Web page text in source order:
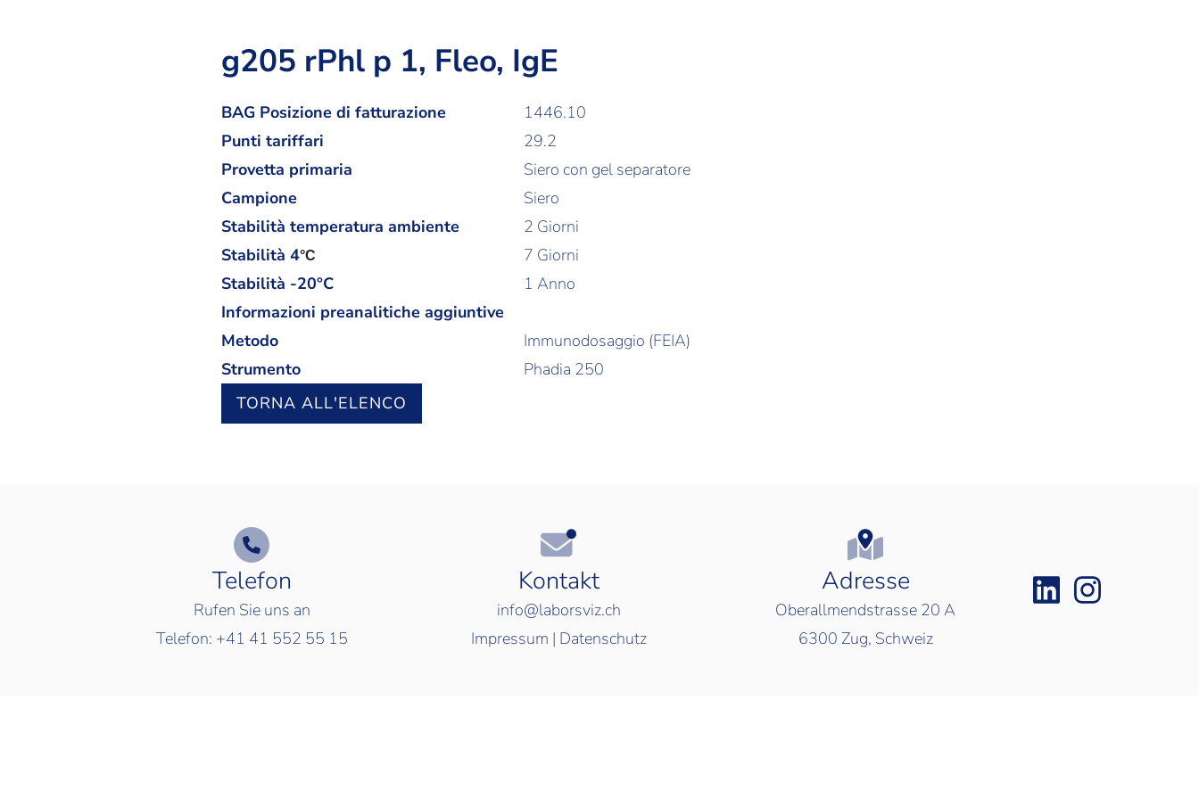
g205 rPhl p 1, Fleo, IgE
BAG Posizione di fatturazione
1446.10
Punti tariffari
29.2
Provetta primaria
Siero con gel separatore
Campione
Siero
Stabilità temperatura ambiente
2 Giorni
Stabilità 4°C
7 Giorni
Stabilità -20°C
1 Anno
Informazioni preanalitiche aggiuntive
Metodo
Immunodosaggio (FEIA)
Strumento
Phadia 250
TORNA ALL'ELENCO
Telefon
Rufen Sie uns an
Telefon: +41 41 552 55 15
Kontakt
info@laborsviz.ch
Impressum | Datenschutz
Adresse
Oberallmendstrasse 20 A
6300 Zug, Schweiz